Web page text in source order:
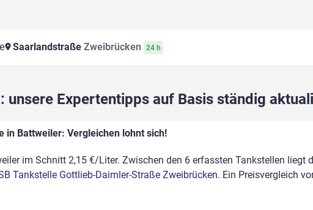
Saarlandstraße Zweibrücken 24 h
unsere Expertentipps auf Basis ständig
in Battweiler: Vergleichen lohnt sich!
im Schnitt 2,15 €/Liter. Zwischen den 6 erfassten Tankstellen liegt
Tankstelle Gottlieb-Daimler-Straße Zweibrücken. Ein Preisvergleich